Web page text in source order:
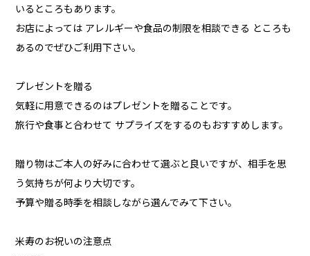
いるところもあります。
お店によっては アレルギーや食品の制限を相談できる ところも
あるのでぜひご利用下さい。
プレゼントを贈る
気軽に用意できるのはプレゼントを贈ることです。
旅行や食事と合わせて サプライズをするのもおすすめします。
贈り物はご本人の好みに合わせて選ぶと良いですが、相手を思
う気持ちが何より大切です。
予算や贈る時季を相談しながら選んでみて下さい。
米寿のお祝いの注意点